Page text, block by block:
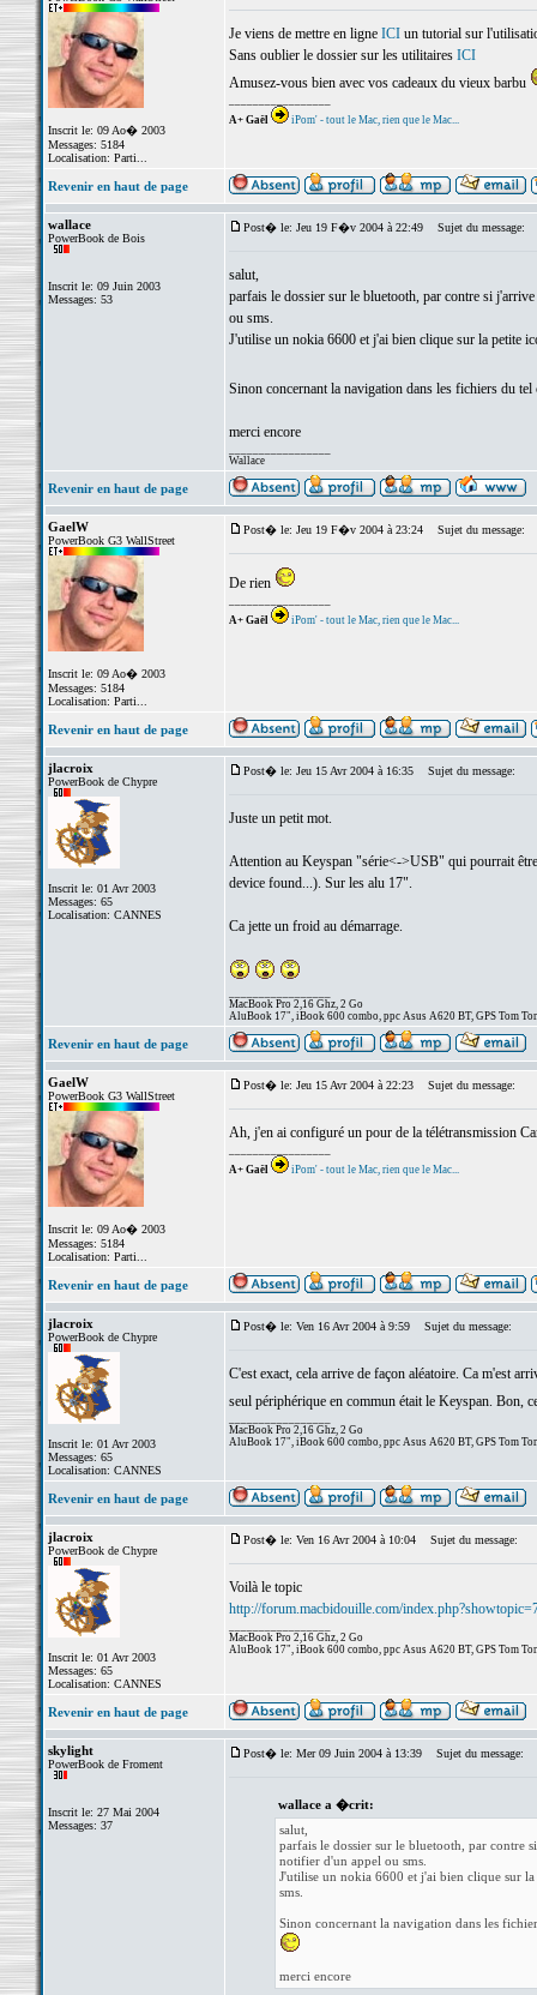
Inscrit le: 09 Ao� 2003
Messages: 5184
Localisation: Parti...
Je viens de mettre en ligne ICIun tutorial sur
Sans oublier le dossier sur les utilitaires ICI
Amusez-vous bien avec vos cadeaux du vieux barbu
A+ Gaël
iPom' - tout le Mac, rien que le Mac...
Revenir en haut de page
wallace
PowerBook de Bois
Inscrit le: 09 Juin 2003
Messages: 53
Post� le: Jeu 19 F�v 2004 à 22:49 Sujet du message:
salut,
parfais le dossier sur le bluetooth, par contre si
ou sms.
J'utilise un nokia 6600 et j'ai bien clique sur la petite
Sinon concernant la navigation dans les fichiers du
merci encore
Wallace
Revenir en haut de page
GaelW
PowerBook G3 WallStreet
Inscrit le: 09 Ao� 2003
Messages: 5184
Localisation: Parti...
Post� le: Jeu 19 F�v 2004 à 23:24 Sujet du message:
De rien
A+ Gaël
iPom' - tout le Mac, rien que le Mac...
Revenir en haut de page
jlacroix
PowerBook de Chypre
Inscrit le: 01 Avr 2003
Messages: 65
Localisation: CANNES
Post� le: Jeu 15 Avr 2004 à 16:35 Sujet du message:
Juste un petit mot.
Attention au Keyspan "série<->USB" qui pourrait être
device found...). Sur les alu 17".
Ca jette un froid au démarrage.
MacBook Pro 2,16 Ghz, 2 Go
AluBook 17", iBook 600 combo, ppc Asus A620 BT, GPS Tom
Revenir en haut de page
GaelW
PowerBook G3 WallStreet
Inscrit le: 09 Ao� 2003
Messages: 5184
Localisation: Parti...
Post� le: Jeu 15 Avr 2004 à 22:23 Sujet du message:
Ah, j'en ai configuré un pour de la télétransmission
A+ Gaël
iPom' - tout le Mac, rien que le Mac...
Revenir en haut de page
jlacroix
PowerBook de Chypre
Inscrit le: 01 Avr 2003
Messages: 65
Localisation: CANNES
Post� le: Ven 16 Avr 2004 à 9:59 Sujet du message:
C'est exact, cela arrive de façon aléatoire. Ca m'est
seul périphérique en commun était le Keyspan. Bon,
MacBook Pro 2,16 Ghz, 2 Go
AluBook 17", iBook 600 combo, ppc Asus A620 BT, GPS Tom
Revenir en haut de page
jlacroix
PowerBook de Chypre
Inscrit le: 01 Avr 2003
Messages: 65
Localisation: CANNES
Post� le: Ven 16 Avr 2004 à 10:04 Sujet du message:
Voilà le topic
http://forum.macbidouille.com/
MacBook Pro 2,16 Ghz, 2 Go
AluBook 17", iBook 600 combo, ppc Asus A620 BT, GPS Tom
Revenir en haut de page
skylight
PowerBook de Froment
Inscrit le: 27 Mai 2004
Messages: 37
Post� le: Mer 09 Juin 2004 à 13:39 Sujet du message:
wallace a �crit:
salut,
parfais le dossier sur le bluetooth, par contre
notifier d'un appel ou sms.
J'utilise un nokia 6600 et j'ai bien clique sur la
sms.
Sinon concernant la navigation dans les
merci encore